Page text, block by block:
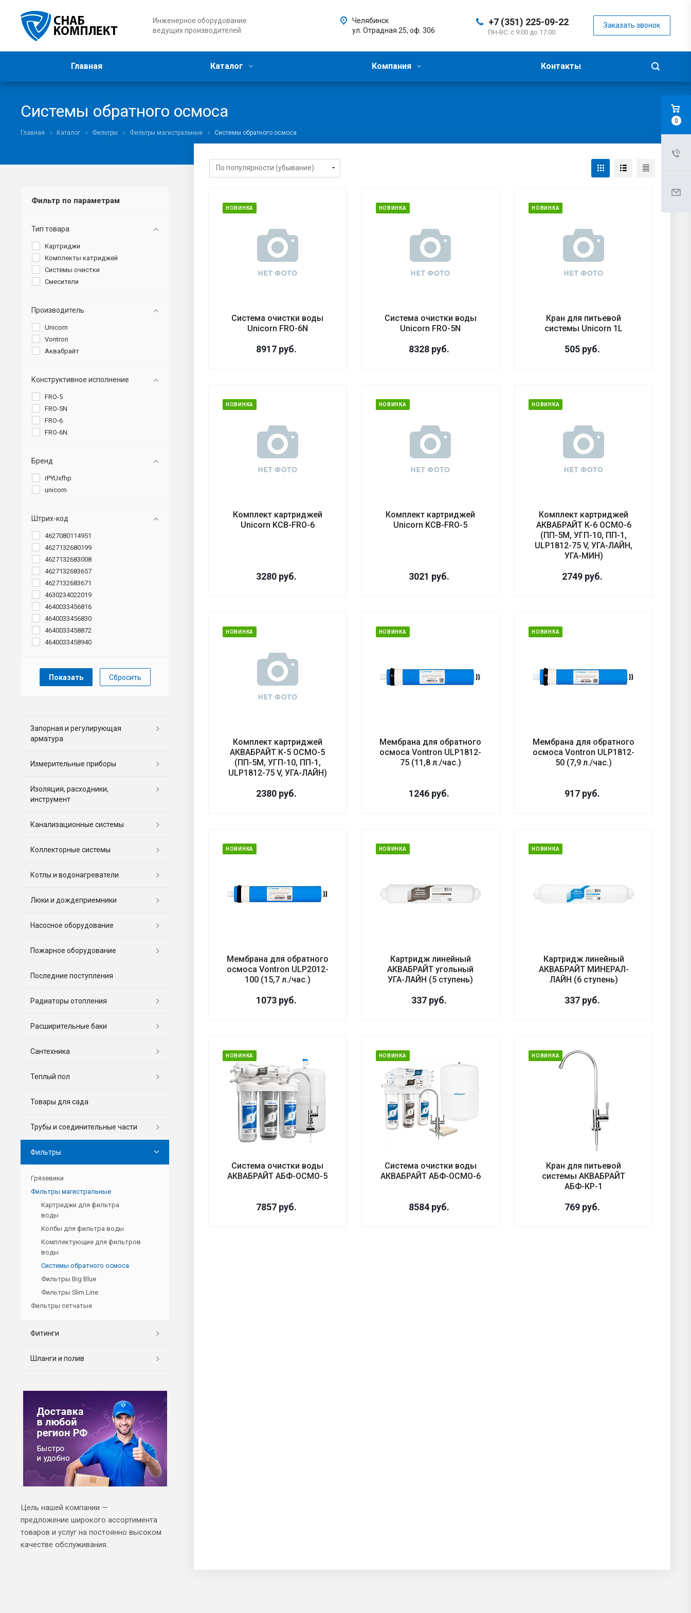
Инженерное оборудование
ведущих производителей
+7 (351) 225-09-22
ПН-ВС: с 9:00 до 17:00
Заказать звонок
Челябинск
ул. Отрадная 25, оф. 306
Главная Каталог Компания Контакты
Системы обратного осмоса
Главная Каталог Фильтры Фильтры магистральные Системы обратного осмоса
НОВИНКА
Система очистки воды
Unicorn FRO-6N
8917 руб.
НОВИНКА
Система очистки воды
Unicorn FRO-5N
8328 руб.
НОВИНКА
Кран для питьевой
системы Unicorn 1L
505 руб.
НОВИНКА
Комплект картриджей
Unicorn KCB-FRO-6
3280 руб.
НОВИНКА
Комплект картриджей
Unicorn KCB-FRO-5
3021 руб.
НОВИНКА
Комплект картриджей
АКВАБРАЙТ К-6 ОСМО-6
(ПП-5М, УГП-10, ПП-1,
ULP1812-75 V, УГА-ЛАЙН,
УГА-МИН)
2749 руб.
НОВИНКА
Комплект картриджей
АКВАБРАЙТ К-5 ОСМО-5
(ПП-5М, УГП-10, ПП-1,
ULP1812-75 V, УГА-ЛАЙН)
2380 руб.
НОВИНКА
Мембрана для обратного
осмоса Vontron ULP1812-
75 (11,8 л./час.)
1246 руб.
НОВИНКА
Мембрана для обратного
осмоса Vontron ULP1812-
50 (7,9 л./час.)
917 руб.
НОВИНКА
Мембрана для обратного
осмоса Vontron ULP2012-
100 (15,7 л./час.)
1073 руб.
НОВИНКА
Картридж линейный
АКВАБРАЙТ угольный
УГА-ЛАЙН (5 ступень)
337 руб.
НОВИНКА
Картридж линейный
АКВАБРАЙТ МИНЕРАЛ-
ЛАЙН (6 ступень)
337 руб.
НОВИНКА
Система очистки воды
АКВАБРАЙТ АБФ-ОСМО-5
7857 руб.
НОВИНКА
Система очистки воды
АКВАБРАЙТ АБФ-ОСМО-6
8584 руб.
НОВИНКА
Кран для питьевой
системы АКВАБРАЙТ
АБФ-КР-1
769 руб.
Фильтр по параметрам
Тип товара
Картриджи
Комплекты катриджей
Системы очистки
Смесители
Производитель
Unicorn
Vontron
Аквабрайт
Конструктивное исполнение
FRO-5
FRO-5N
FRO-6
FRO-6N
Бренд
rPYUxfhp
unicorn
Штрих-код
4627080114951
4627132680199
4627132683008
4627132683657
4627132683671
4630234022019
4640033456816
4640033456830
4640033458872
4640033458940
Сбросить
Запорная и регулирующая
арматура
Измерительные приборы
Изоляция, расходники,
инструмент
Канализационные системы
Коллекторные системы
Котлы и водонагреватели
Люки и дождеприемники
Насосное оборудование
Пожарное оборудование
Последние поступления
Радиаторы отопления
Расширительные баки
Сантехника
Теплый пол
Товары для сада
Трубы и соединительные части
Фильтры
Грязевики
Фильтры магистральные
Картриджи для фильтра
воды
Колбы для фильтра воды
Комплектующие для фильтров
воды
Системы обратного осмоса
Фильтры Big Blue
Фильтры Slim Line
Фильтры сетчатые
Фитинги
Шланги и полив
Цель нашей компании —
предложение широкого ассортимента
товаров и услуг на постоянно высоком
качестве обслуживания.
0